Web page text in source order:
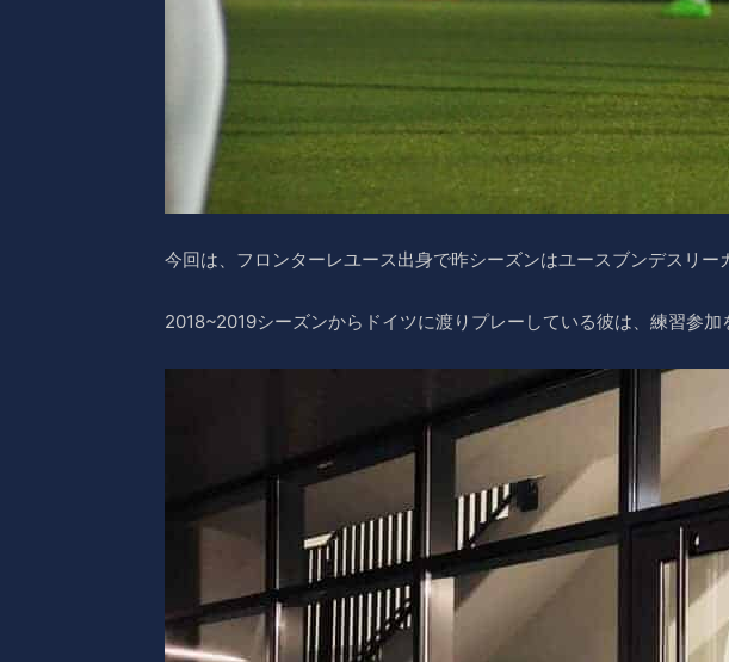
今回は、フロンターレユース出身で昨シーズンはユースブンデスリ
2018~2019シーズンからドイツに渡りプレーしている彼は、練習参